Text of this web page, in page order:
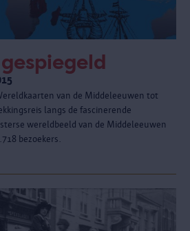
van de Middeleeuwen tot
langs de fascinerende
wereldbeeld van de Middeleeuwen
bezoekers.